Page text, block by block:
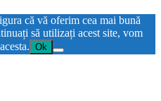
că vă oferim cea mai bună
să utilizați acest site, vom
Ok